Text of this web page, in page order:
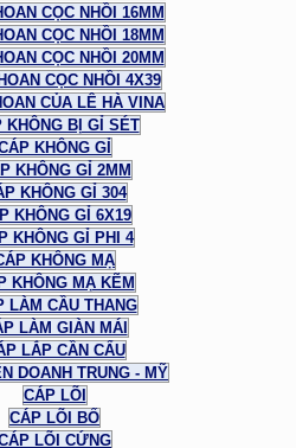
CỌC NHỒI 16MM
CỌC NHỒI 18MM
CỌC NHỒI 20MM
CỌC NHỒI 4X39
CỦA LÊ HÀ VINA
KHÔNG BỊ GỈ SÉT
KHÔNG GỈ
KHÔNG GỈ 2MM
KHÔNG GỈ 304
KHÔNG GỈ 6X19
KHÔNG GỈ PHI 4
KHÔNG MẠ
KHÔNG MẠ KẼM
LÀM CẦU THANG
LÀM GIÀN MÁI
LẮP CẦN CẨU
DOANH TRUNG - MỸ
CÁP LÕI
CÁP LÕI BỐ
LÕI CỨNG